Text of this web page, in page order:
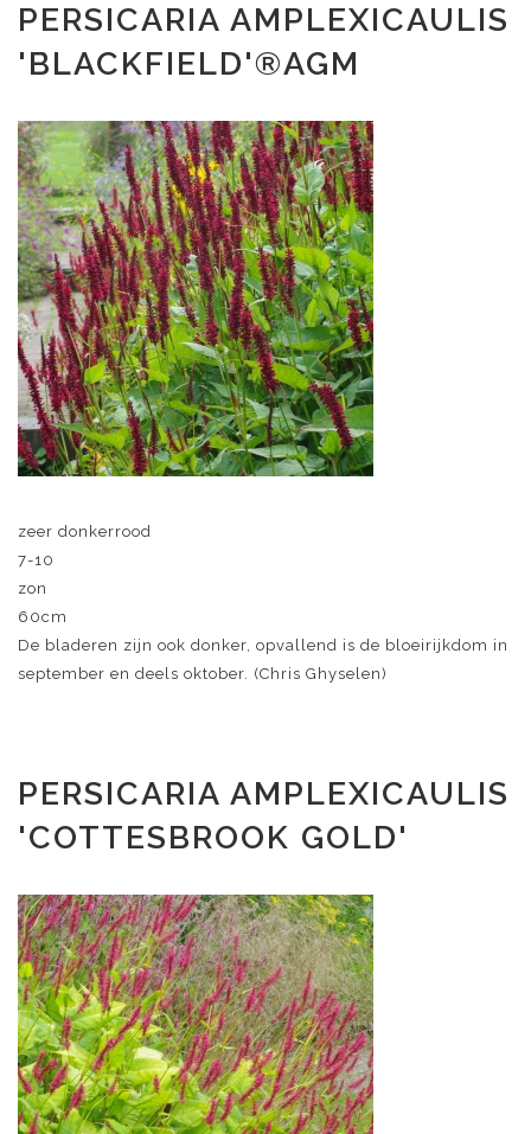
PERSICARIA AMPLEXICAULIS
'BLACKFIELD'®AGM
zeer donkerrood
7-10
zon
60cm
De bladeren zijn ook donker, opvallend is de bloeirijkdom in
september en deels oktober. (Chris Ghyselen)
PERSICARIA AMPLEXICAULIS
'COTTESBROOK GOLD'